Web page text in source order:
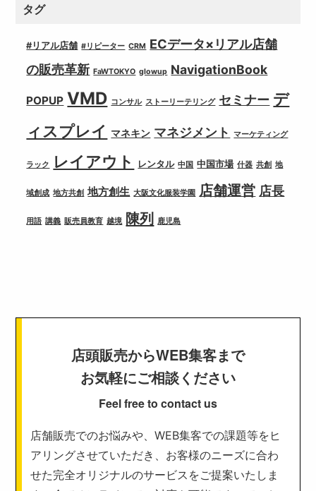
タグ
#リアル店舗 #リピーター CRM ECデータ×リアル店舗
の販売革新 FaWTOKYO glowup NavigationBook
POPUP VMD コンサル ストーリーテリング セミナー デ
ィスプレイ マネキン マネジメント マーケティング
ラック レイアウト レンタル 中国 中国市場 什器 共創 地
域創成 地方共創 地方創生 大阪文化服装学園 店舗運営 店長
用語 講義 販売員教育 越境 陳列 鹿児島
店頭販売からWEB集客まで
お気軽にご相談ください
Feel free to contact us
店舗販売でのお悩みや、WEB集客での課題等をヒ
アリングさせていただき、お客様のニーズに合わ
せた完全オリジナルのサービスをご提案いたしま